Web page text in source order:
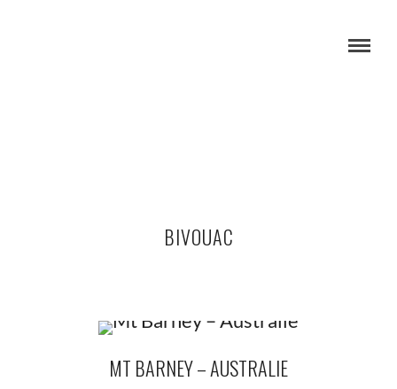
BIVOUAC
MT BARNEY – AUSTRALIE